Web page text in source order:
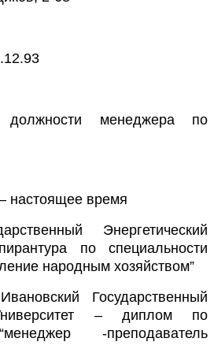
93
менеджера по
настоящее время
Энергетический
по специальности
народным хозяйством”
Ивановский Государственный
– диплом по
“менеджер -преподаватель